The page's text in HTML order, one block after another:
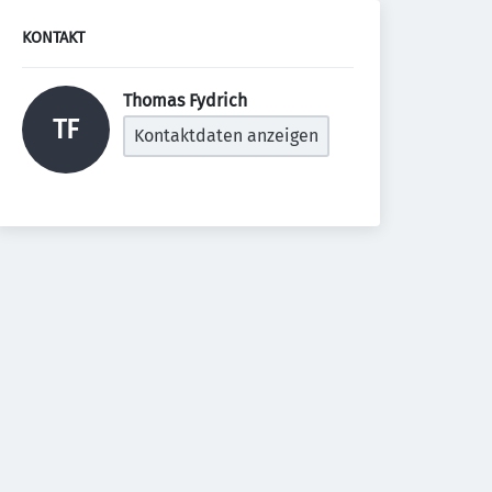
KONTAKT
TF
Thomas Fydrich
Kontaktdaten anzeigen